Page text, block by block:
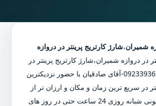
شمیران،شارژ کارتریج پرینتر در دروازه
در دروازه شمیران،شارژ کارتریج پرینتر در
09233936258-آقای صادقیان با حضور نزدیکترین
در سریع ترین زمان و مکان و ارزان تر از
همه جا مطمئن و قانونی شبانه روزی 24 ساعت حتی در روز های